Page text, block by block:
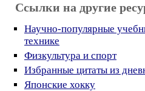
Ссылки на другие
Научно-популярные
технике
Физкультура и спорт
Избранные цитаты из
Японские хокку